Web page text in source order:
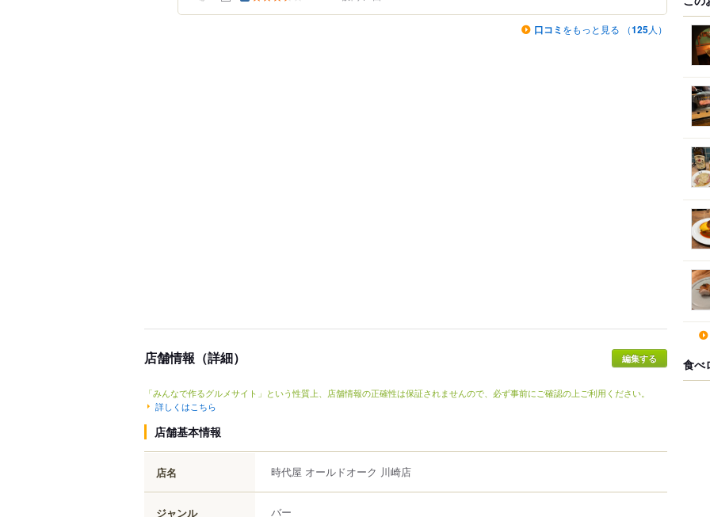
口コミ をもっと見る （125人）
店舗情報（詳細）
「みんなで作るグルメサイト」という性質上、店舗情報の正確性は保証されませんので、必ず事前にご確認の上ご利用ください。
詳しくはこちら
店舗基本情報
店名 時代屋 オールドオーク 川崎店
ジャンル バー
食べ